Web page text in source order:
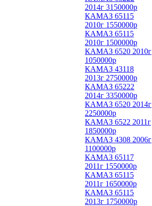
2014г 3150000р
КАМАЗ 65115
2010г 1550000р
КАМАЗ 65115
2010г 1500000р
КАМАЗ 6520 2010г
1050000р
КАМАЗ 43118
2013г 2750000р
КАМАЗ 65222
2014г 3350000р
КАМАЗ 6520 2014г
2250000р
КАМАЗ 6522 2011г
1850000р
КАМАЗ 4308 2006г
1100000р
КАМАЗ 65117
2011г 1550000р
КАМАЗ 65115
2011г 1650000р
КАМАЗ 65115
2013г 1750000р